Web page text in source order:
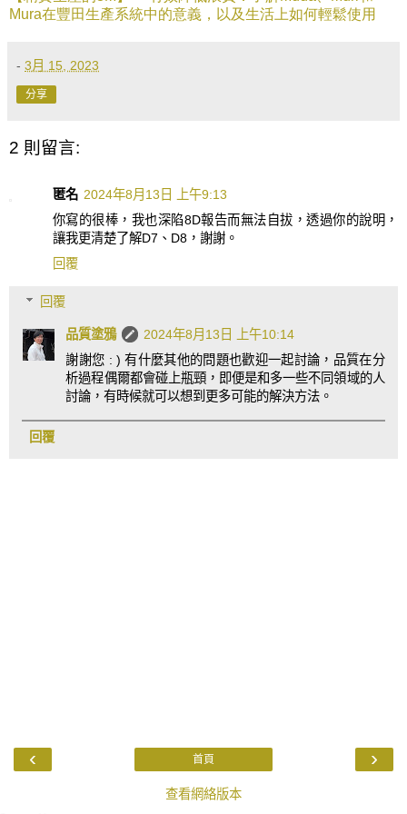
Mura在豐田生產系統中的意義，以及生活上如何輕鬆使用
- 3月 15, 2023
分享
2 則留言:
匿名 2024年8月13日 上午9:13
你寫的很棒，我也深陷8D報告而無法自拔，透過你的說明，
讓我更清楚了解D7、D8，謝謝。
回覆
回覆
品質塗鴉
2024年8月13日 上午10:14
謝謝您 : ) 有什麼其他的問題也歡迎一起討論，品質在分
析過程偶爾都會碰上瓶頸，即便是和多一些不同領域的人
討論，有時候就可以想到更多可能的解決方法。
回覆
‹ ›
首頁
查看網絡版本